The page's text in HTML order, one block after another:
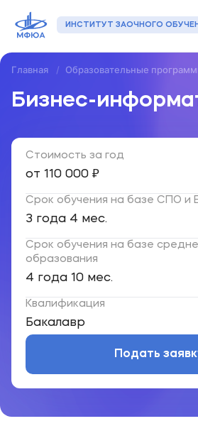
ИНСТИТУТ ЗАОЧНОГО
Контакты
+7 (495) 133-72-00
Главная Образовательные
Бизнес-
Стоимость за год
от 110 000 ₽
Срок обучения на базе СПО и
3 года 4 мес.
Срок обучения на базе
образования
4 года 10 мес.
Квалификация
Бакалавр
Подать